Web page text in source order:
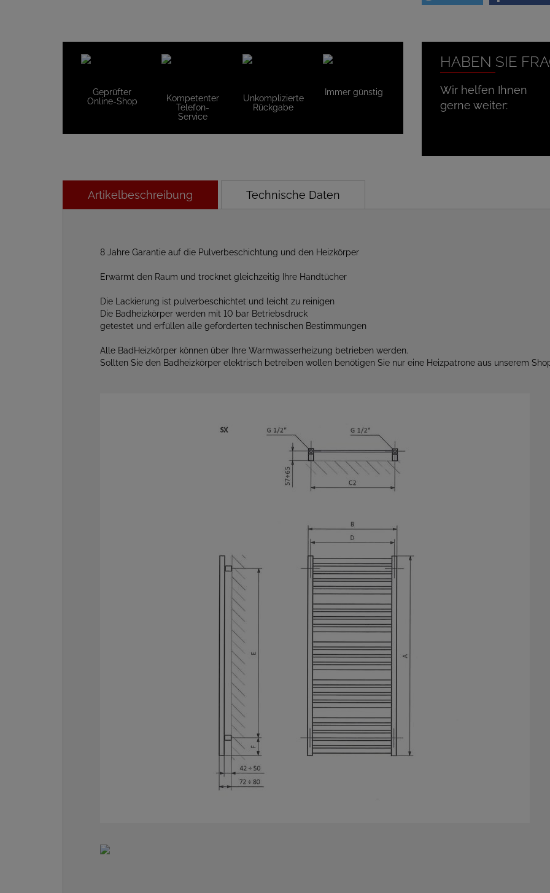
Geprüfter
Online-Shop
Kompetenter
Telefon-
Service
Unkomplizierte
Rückgabe
Immer günstig
HABEN SIE
Wir helfen Ihnen
gerne weiter:
Artikelbeschreibung Technische Daten
8 Jahre Garantie auf die Pulverbeschichtung und den Heizkörper
Erwärmt den Raum und trocknet gleichzeitig Ihre Handtücher
Die Lackierung ist pulverbeschichtet und leicht zu reinigen
Die Badheizkörper werden mit 10 bar Betriebsdruck
getestet und erfüllen alle geforderten technischen Bestimmungen
Alle BadHeizkörper können über Ihre Warmwasserheizung betrieben werden.
Sollten Sie den Badheizkörper elektrisch betreiben wollen benötigen Sie nur eine Heizpatrone aus unserem